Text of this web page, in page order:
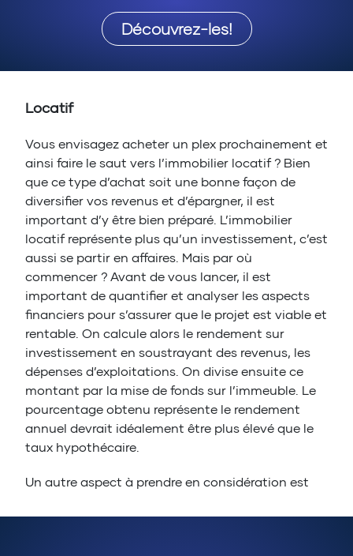
Découvrez-les!
Locatif
Vous envisagez acheter un plex prochainement et
ainsi faire le saut vers l’immobilier locatif ? Bien
que ce type d’achat soit une bonne façon de
diversifier vos revenus et d’épargner, il est
important d’y être bien préparé. L’immobilier
locatif représente plus qu’un investissement, c’est
aussi se partir en affaires. Mais par où
commencer ? Avant de vous lancer, il est
important de quantifier et analyser les aspects
financiers pour s’assurer que le projet est viable et
rentable. On calcule alors le rendement sur
investissement en soustrayant des revenus, les
dépenses d’exploitations. On divise ensuite ce
montant par la mise de fonds sur l’immeuble. Le
pourcentage obtenu représente le rendement
annuel devrait idéalement être plus élevé que le
taux hypothécaire.
Un autre aspect à prendre en considération est
locatif n’est pas garant de profits constants, il est